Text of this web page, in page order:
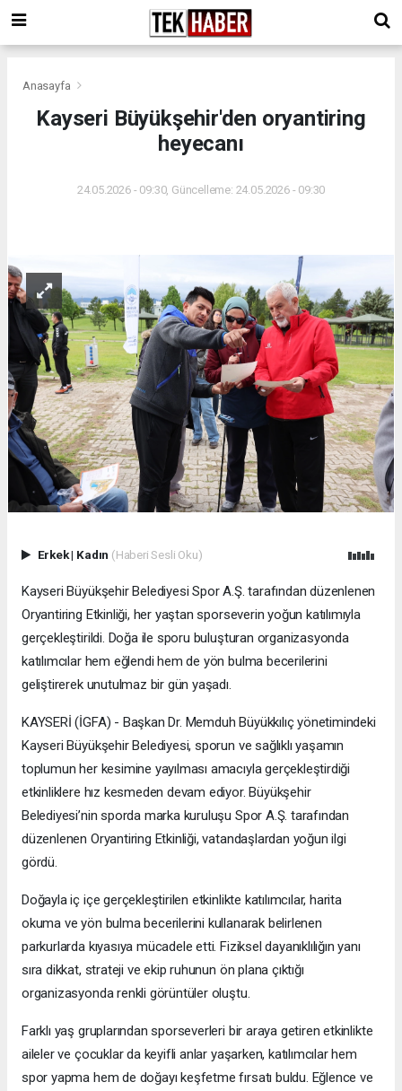
Anasayfa
Kayseri Büyükşehir'den oryantiring
heyecanı
24.05.2026 - 09:30, Güncelleme: 24.05.2026 - 09:30
Erkek| Kadın (Haberi Sesli Oku)
Kayseri Büyükşehir Belediyesi Spor A.Ş. tarafından düzenlenen
Oryantiring Etkinliği, her yaştan sporseverin yoğun katılımıyla
gerçekleştirildi. Doğa ile sporu buluşturan organizasyonda
katılımcılar hem eğlendi hem de yön bulma becerilerini
geliştirerek unutulmaz bir gün yaşadı.
KAYSERİ (İGFA) - Başkan Dr. Memduh Büyükkılıç yönetimindeki
Kayseri Büyükşehir Belediyesi, sporun ve sağlıklı yaşamın
toplumun her kesimine yayılması amacıyla gerçekleştirdiği
etkinliklere hız kesmeden devam ediyor. Büyükşehir
Belediyesi’nin sporda marka kuruluşu Spor A.Ş. tarafından
düzenlenen Oryantiring Etkinliği, vatandaşlardan yoğun ilgi
gördü.
Doğayla iç içe gerçekleştirilen etkinlikte katılımcılar, harita
okuma ve yön bulma becerilerini kullanarak belirlenen
parkurlarda kıyasıya mücadele etti. Fiziksel dayanıklılığın yanı
sıra dikkat, strateji ve ekip ruhunun ön plana çıktığı
organizasyonda renkli görüntüler oluştu.
Farklı yaş gruplarından sporseverleri bir araya getiren etkinlikte
aileler ve çocuklar da keyifli anlar yaşarken, katılımcılar hem
spor yapma hem de doğayı keşfetme fırsatı buldu. Eğlence ve